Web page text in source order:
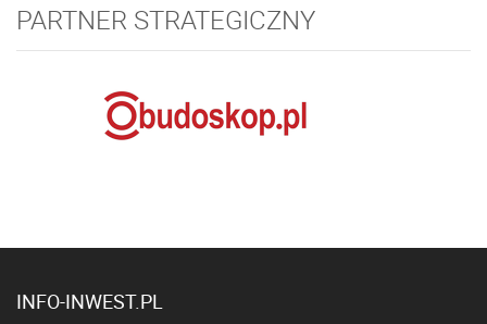
PARTNER STRATEGICZNY
INFO-INWEST.PL